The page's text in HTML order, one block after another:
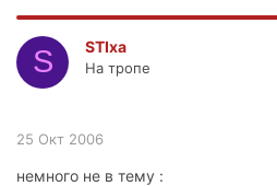
S STIxa
На тропе
25 Окт 2006
немного не в тему :